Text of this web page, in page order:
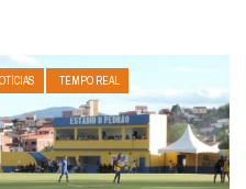
TEMPO REAL